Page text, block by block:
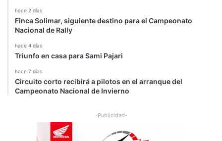
hace 2 días
Finca Solimar, siguiente destino para el Campeonato
Nacional de Rally
hace 4 días
Triunfo en casa para Sami Pajari
hace 7 días
Circuito corto recibirá a pilotos en el arranque del
Campeonato Nacional de Invierno
-Publicidad-